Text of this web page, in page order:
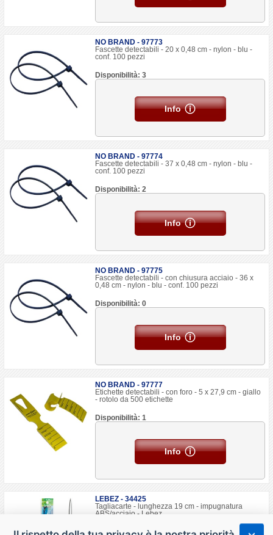
NO BRAND - 97773
Fascette detectabili - 20 x 0,48 cm - nylon - blu -
conf. 100 pezzi
Disponibilità: 3
Info
NO BRAND - 97774
Fascette detectabili - 37 x 0,48 cm - nylon - blu -
conf. 100 pezzi
Disponibilità: 2
Info
NO BRAND - 97775
Fascette detectabili - con chiusura acciaio - 36 x
0,48 cm - nylon - blu - conf. 100 pezzi
Disponibilità: 0
Info
NO BRAND - 97777
Etichette detectabili - con foro - 5 x 27,9 cm - giallo
- rotolo da 500 etichette
Disponibilità: 1
Info
LEBEZ - 34425
Tagliacarte - lunghezza 19 cm - impugnatura
ABS/acciaio - Lebez
Disponibilità: 190